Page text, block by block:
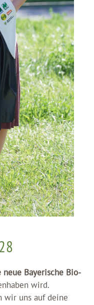
Bayerische Bio-
wird.
wir uns auf deine